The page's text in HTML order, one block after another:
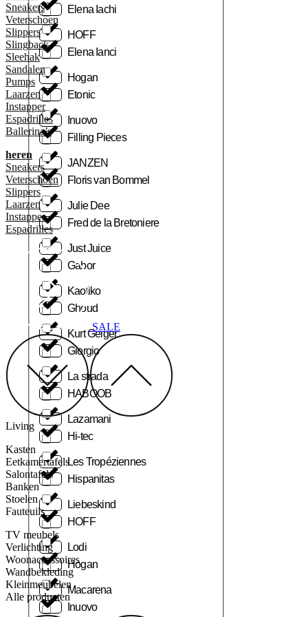
HOFF
Hogan
Inuovo
JANZEN
Julie Dee
Just Juice
Kaotiko
Kurt Geiger
La strada
Lazamani
Les Tropéziennes
Liebeskind
Lodi
Macarena
Elena Iachi
Elena Ianci
Etonic
Filling Pieces
Floris van Bommel
Fred de la Bretoniere
Gabor
Ghoud
Giorgio
HABOOB
Hi-tec
Hispanitas
HOFF
Hogan
Inuovo
Sneakers
Veterschoen
Slippers
Slingback
Sleehak
Sandalen
Pumps
Laarzen
Instapper
Espadrilles
Ballerina’s
heren
Sneakers
Veterschoen
Slippers
Laarzen
Instapper
Espadrilles
SALE
Living
Kasten
Eetkamertafels
Salontafels
Banken
Stoelen
Fauteuils
TV meubels
Verlichting
Woonaccessoires
Wandbekleding
Kleinmeubelen
Alle producten